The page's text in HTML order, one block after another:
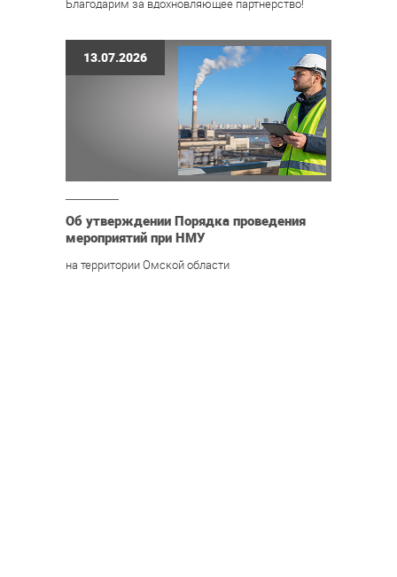
Благодарим за вдохновляющее партнерство!
13.07.2026
Об утверждении Порядка проведения
мероприятий при НМУ
на территории Омской области